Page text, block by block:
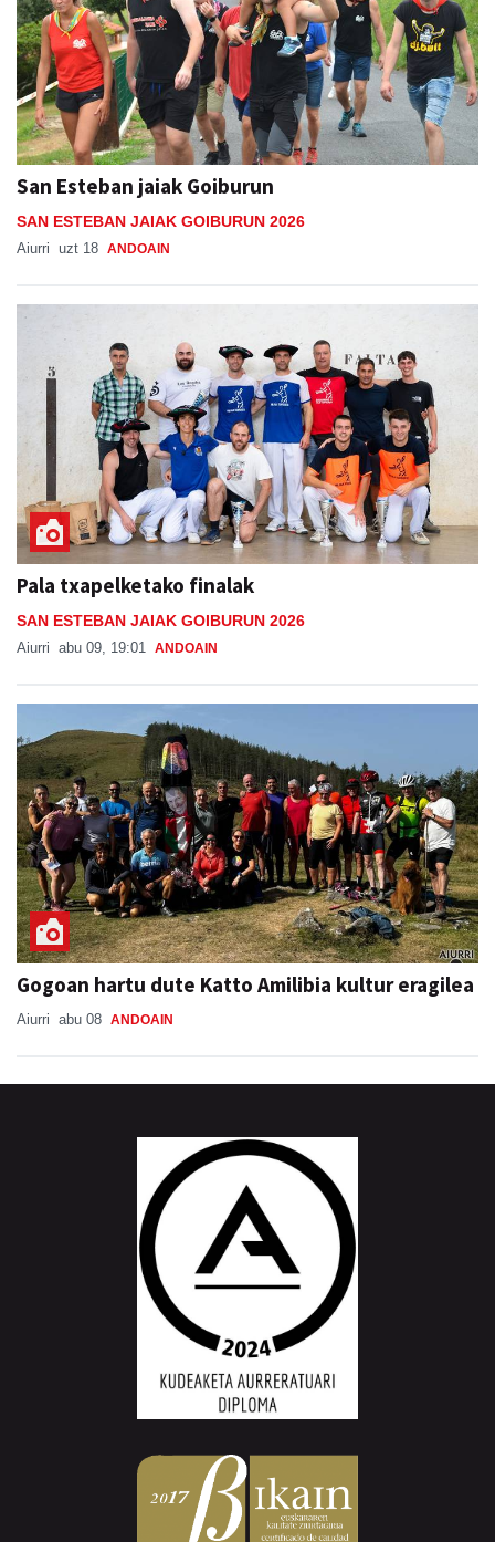
San Esteban jaiak Goiburun
SAN ESTEBAN JAIAK GOIBURUN 2026
Aiurri uzt 18 ANDOAIN
Pala txapelketako finalak
SAN ESTEBAN JAIAK GOIBURUN 2026
Aiurri abu 09, 19:01 ANDOAIN
Gogoan hartu dute Katto Amilibia kultur eragilea
Aiurri abu 08 ANDOAIN